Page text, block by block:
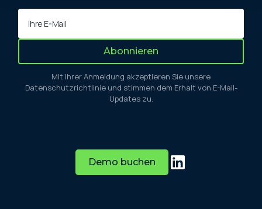
Mit Ihrer Anmeldung akzeptieren Sie unsere
Datenschutzrichtlinie und stimmen dem Erhalt von E-Mail-
Updates zu.
Demo buchen